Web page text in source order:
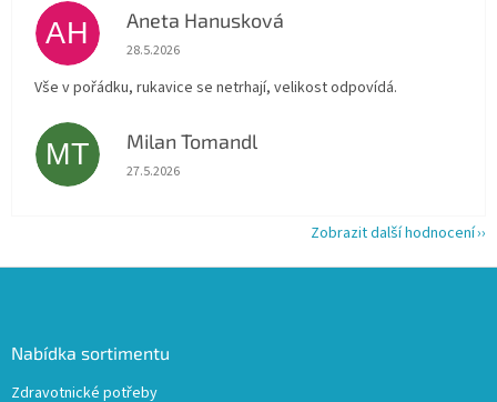
AH Aneta Hanusková
Hodnocení obchodu je 5 z 5 hvězdiček.
28.5.2026
Vše v pořádku, rukavice se netrhají, velikost odpovídá.
MT Milan Tomandl
Hodnocení obchodu je 5 z 5 hvězdiček.
27.5.2026
Zobrazit další hodnocení
Nabídka sortimentu
Zdravotnické potřeby